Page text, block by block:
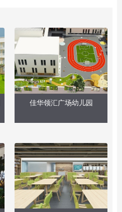
佳华领汇广场幼儿园